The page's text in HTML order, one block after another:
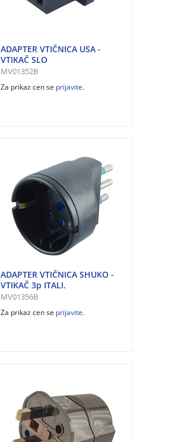
ADAPTER VTIČNICA USA -
VTIKAČ SLO
MV01352B
Za prikaz cen se prijavite.
ADAPTER VTIČNICA SHUKO -
VTIKAČ 3p ITALI.
MV01356B
Za prikaz cen se prijavite.